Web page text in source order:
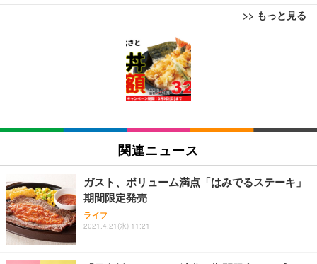
>> もっと見る
[EdoErgo] オフィスチェア 椅子 テレワーク 疲れな
い 跳ね上げ式アームレスト コンパクト 約105度ロッ
キング pc 事務椅子 360度回転 座面昇降 強化ナイロ
ン樹脂ベース 通気性メッシュ 在宅ワーク H-WY01
(黒網+黒枠+黒足)
SIHOO B100 オフィスチェア／デスクチェア メッシ
ュチェア 人間工学 疲れない ブラック
￥27,999
Sezlife オフィスチェア デスクチェア 疲れない テレ
ワーク チェア 強化バックレスト 30度ロッキング機
能 人間工学 椅子 腰サポート 90度跳ね上げ式アーム
ョン PCチェア 通気性メッシュ ゲーミング/勉強/事
EIZO ビジネス向けプレミアムモニター | FlexScan
EV3240X-WT | 31.5型4K UHD・USB Type-C・ホワ
￥105,595
EIZO ビジネス向けプレミアムモニター | FlexScan
【純正品】27"ゲーミングモニター DualSense 充電
フック付き（CFI-ZDM1J）
Amazonベーシック ペットシーツ 薄型 レギュラー 1
回使い捨て 無香料 ホワイト 300枚
Amazonベーシック ペットシーツ 厚型 ワイド 42枚
x2袋(84枚) ホワイト(吸収面:ライトブルー)
￥3,234
ネオ・ルーライフ ネオ・オムツ L 中型犬用 26枚入
り 単品
関連ニュース
ガスト、ボリューム満点「はみでるステーキ」
期間限定発売
ライフ
2021.4.21(水) 11:21